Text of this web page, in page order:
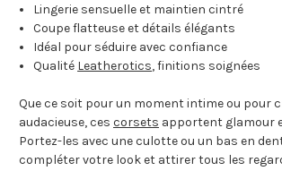
Lingerie sensuelle et maintien cintré
Coupe flatteuse et détails élégants
Idéal pour séduire avec confiance
Qualité Leatherotics, finitions soignées
Que ce soit pour un moment intime ou pour
audacieuse, ces corsets apportent glamour
Portez-les avec une culotte ou un bas en
compléter votre look et attirer tous les